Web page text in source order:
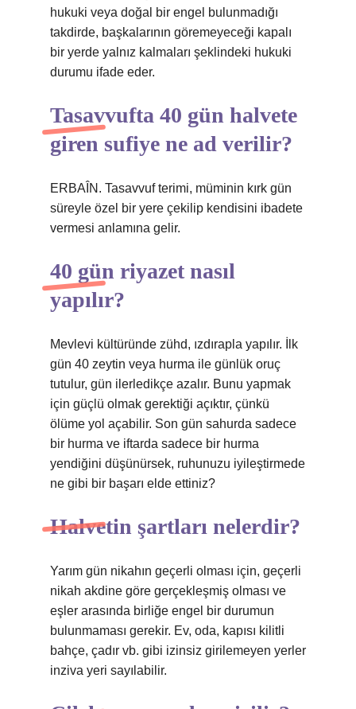
hukuki veya doğal bir engel bulunmadığı
takdirde, başkalarının göremeyeceği kapalı
bir yerde yalnız kalmaları şeklindeki hukuki
durumu ifade eder.
Tasavvufta 40 gün halvete
giren sufiye ne ad verilir?
ERBAÎN. Tasavvuf terimi, müminin kırk gün
süreyle özel bir yere çekilip kendisini ibadete
vermesi anlamına gelir.
40 gün riyazet nasıl
yapılır?
Mevlevi kültüründe zühd, ızdırapla yapılır. İlk
gün 40 zeytin veya hurma ile günlük oruç
tutulur, gün ilerledikçe azalır. Bunu yapmak
için güçlü olmak gerektiği açıktır, çünkü
ölüme yol açabilir. Son gün sahurda sadece
bir hurma ve iftarda sadece bir hurma
yendiğini düşünürsek, ruhunuzu iyileştirmede
ne gibi bir başarı elde ettiniz?
Halvetin şartları nelerdir?
Yarım gün nikahın geçerli olması için, geçerli
nikah akdine göre gerçekleşmiş olması ve
eşler arasında birliğe engel bir durumun
bulunmaması gerekir. Ev, oda, kapısı kilitli
bahçe, çadır vb. gibi izinsiz girilemeyen yerler
inziva yeri sayılabilir.